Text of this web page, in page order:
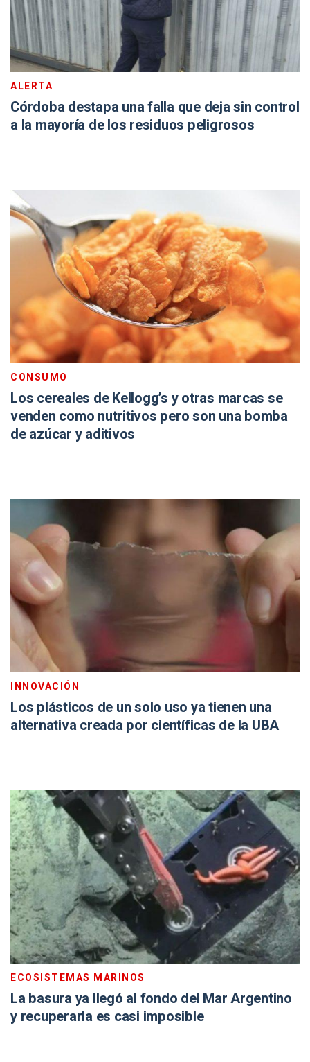
ALERTA
Córdoba destapa una falla que deja sin control
a la mayoría de los residuos peligrosos
CONSUMO
Los cereales de Kellogg’s y otras marcas se
venden como nutritivos pero son una bomba
de azúcar y aditivos
INNOVACIÓN
Los plásticos de un solo uso ya tienen una
alternativa creada por científicas de la UBA
ECOSISTEMAS MARINOS
La basura ya llegó al fondo del Mar Argentino
y recuperarla es casi imposible